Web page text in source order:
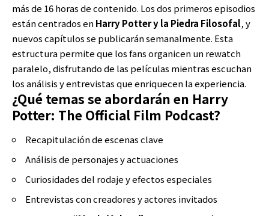
más de 16 horas de contenido. Los dos primeros episodios
están centrados enHarry Potter y la Piedra Filosofal, y
nuevos capítulos se publicarán semanalmente. Esta
estructura permite que los fans organicen un rewatch
paralelo, disfrutando de las películas mientras escuchan
los análisis y entrevistas que enriquecen la experiencia.
¿Qué temas se abordarán en Harry
Potter: The Official Film Podcast?
Recapitulación de escenas clave
Análisis de personajes y actuaciones
Curiosidades del rodaje y efectos especiales
Entrevistas con creadores y actores invitados